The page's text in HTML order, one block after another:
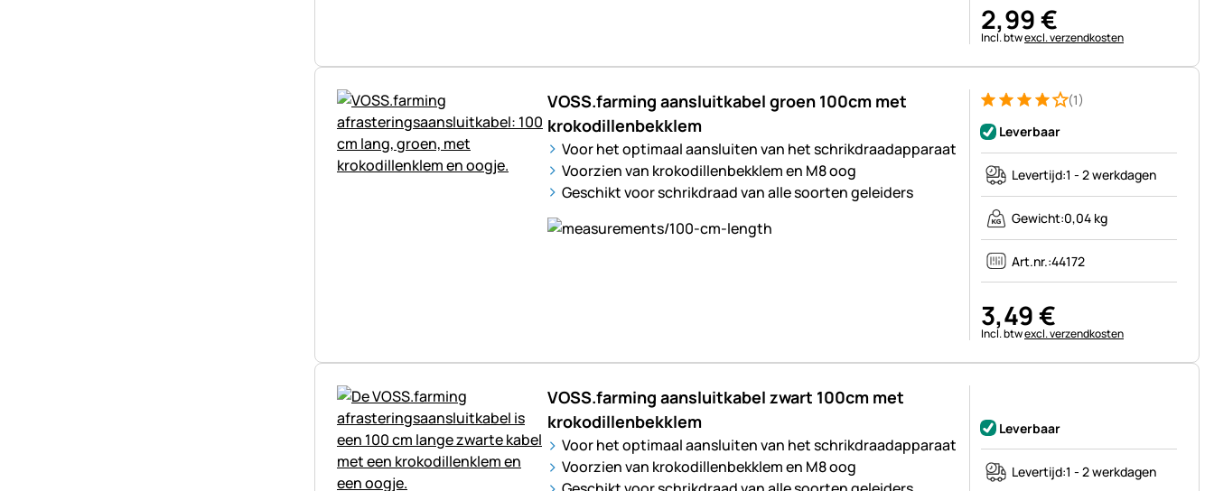
2,99€
Belastinginformatie:
Incl. btwexcl. verzendkosten
VOSS.farming aansluitkabel groen 100cm met
krokodillenbekklem
Voor het optimaal aansluiten van het schrikdraadapparaat
Voorzien van krokodillenbekklem en M8 oog
Geschikt voor schrikdraad van alle soorten geleiders
Beoordeling: 4 van 5 (1 beoordelingen)
1 Bewertung
(1)
Leverbaar
Levertijd:1 - 2 werkdagen
Gewicht:0,04 kg
Art.nr.:44172
3,49€
Belastinginformatie:
Incl. btwexcl. verzendkosten
VOSS.farming aansluitkabel zwart 100cm met
krokodillenbekklem
Voor het optimaal aansluiten van het schrikdraadapparaat
Voorzien van krokodillenbekklem en M8 oog
Leverbaar
Levertijd:1 - 2 werkdagen